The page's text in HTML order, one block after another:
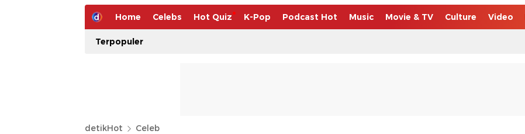
Home Celebs Hot Quiz K-Pop Podcast Hot Music Movie & TV Culture Video
Terpopuler
detikHot Celeb